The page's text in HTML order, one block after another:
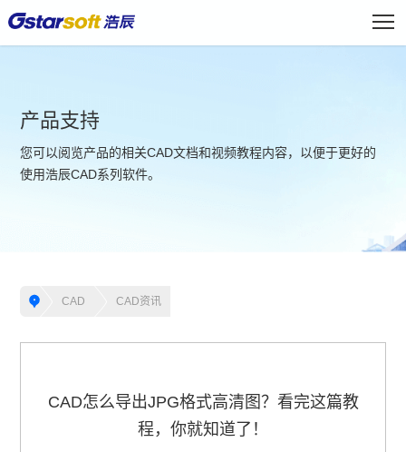
产品支持
您可以阅览产品的相关CAD文档和视频教程内容，以便于更好的
使用浩辰CAD系列软件。
CAD CAD资讯
CAD怎么导出JPG格式高清图？看完这篇教
程，你就知道了！